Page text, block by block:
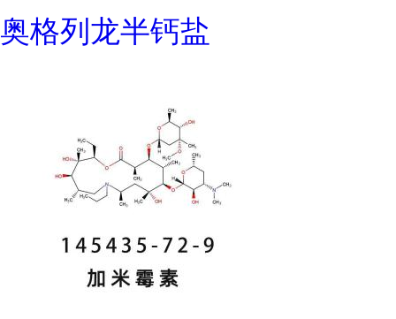
奥格列龙半钙盐